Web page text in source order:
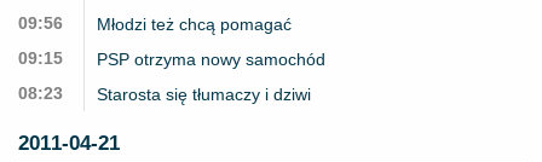
09:56
Młodzi też chcą pomagać
09:15
PSP otrzyma nowy samochód
08:23
Starosta się tłumaczy i dziwi
2011-04-21